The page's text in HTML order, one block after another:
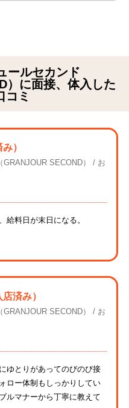
ールセカンド
）に面接、体入した
コミ
）
SECOND）
お
給料日が末日になる。
済み）
SECOND）
お
ゆとりがあってのびのび接
ロー体制もしっかりしてい
ルマナーから丁寧に教えて